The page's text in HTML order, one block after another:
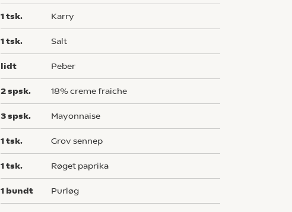
1tsk. karry
1tsk. salt
lidt peber
2spsk. 18% creme fraiche
3spsk. mayonnaise
1tsk. grov sennep
1tsk. røget paprika
1 bundt purløg